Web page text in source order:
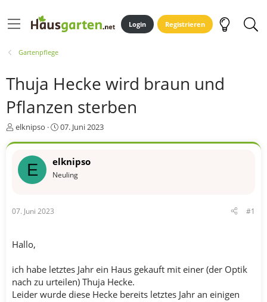
Login Registrieren
Gartenpflege
Thuja Hecke wird braun und
Pflanzen sterben
E
e
r
elknipso
E
t
l
07. Juni 2023
E elknipso
Neuling
07. Juni 2023 #1
Hallo,
ich habe letztes Jahr ein Haus gekauft mit einer (der Optik
nach zu urteilen) Thuja Hecke.
Leider wurde diese Hecke bereits letztes Jahr an einigen